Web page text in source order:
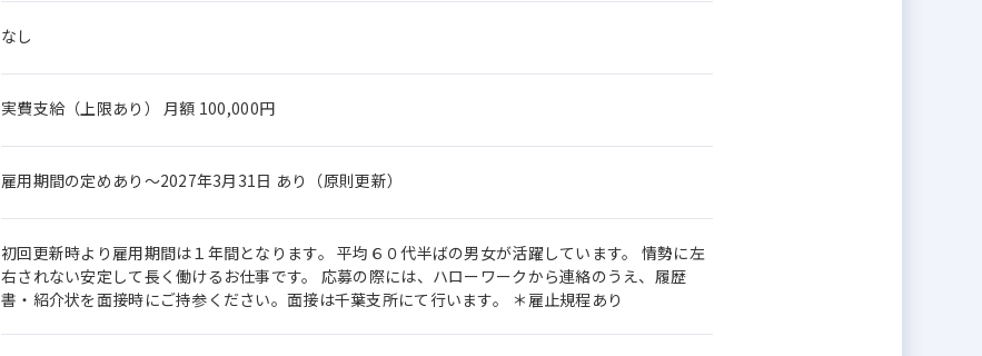
なし
実費支給（上限あり） 月額 100,000円
雇用期間の定めあり～2027年3月31日 あり（原則更新）
初回更新時より雇用期間は１年間となります。 平均６０代半ばの男女が活躍しています。 情勢に左
右されない安定して長く働けるお仕事です。 応募の際には、ハローワークから連絡のうえ、履歴
書・紹介状を面接時にご持参ください。面接は千葉支所にて行います。 ＊雇止規程あり